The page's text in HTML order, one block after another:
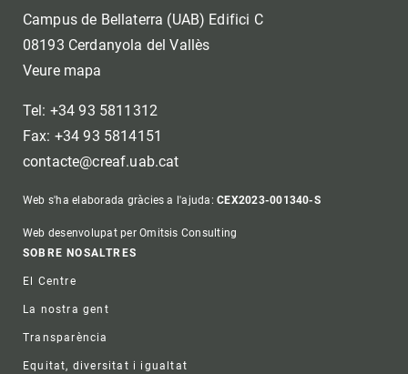
Campus de Bellaterra (UAB) Edifici C
08193 Cerdanyola del Vallès
Veure mapa
Tel: +34 93 5811312
Fax: +34 93 5814151
contacte@creaf.uab.cat
Web s'ha elaborada gràcies a l'ajuda:CEX2023-001340-S
Web desenvolupat per Omitsis Consulting
Footer
SOBRE NOSALTRES
El Centre
La nostra gent
Transparència
Equitat, diversitat i igualtat